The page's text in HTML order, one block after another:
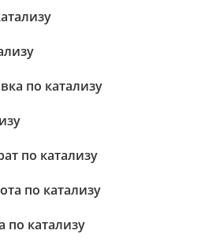
по катализу
по катализу
по катализу
по катализу